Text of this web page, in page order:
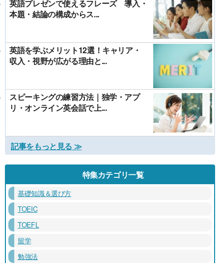
英語プレゼンで使えるフレーズ 導入・
本題・結論の構成からス...
英語を学ぶメリット12選！キャリア・
収入・視野が広がる理由と...
スピーキングの練習方法｜独学・アプ
リ・オンライン英会話で上...
記事をもっと見る ≫
特集カテゴリ一覧
基礎知識＆選び方
TOEIC
TOEFL
留学
勉強法